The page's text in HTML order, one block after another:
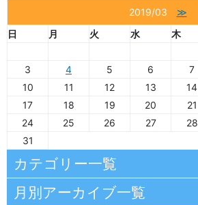
2019/03 ≫
日
月 火 水 木
3
4 5 6 7
10
11 12 13 14
17
18 19 20 21
24
25 26 27 28
31
カテゴリー一覧
月別アーカイブ一覧